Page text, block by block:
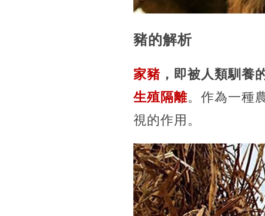
豬的解析
家豬 ，即被人類馴養
生殖隔離。作為一種
視的作用。